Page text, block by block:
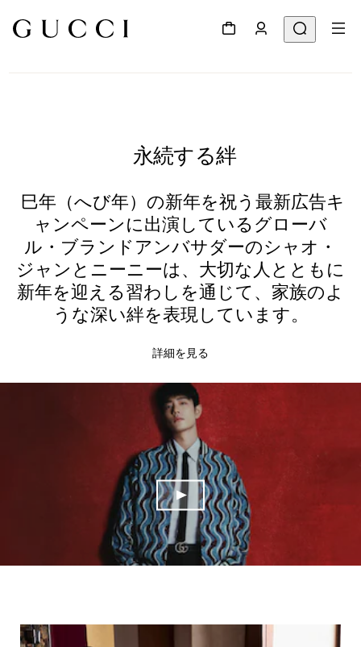
永続する絆
巳年（へび年）の新年を祝う最新広告キ
ャンペーンに出演しているグローバ
ル・ブランドアンバサダーのシャオ・
ジャンとニーニーは、大切な人とともに
新年を迎える習わしを通じて、家族のよ
うな深い絆を表現しています。
詳細を見る